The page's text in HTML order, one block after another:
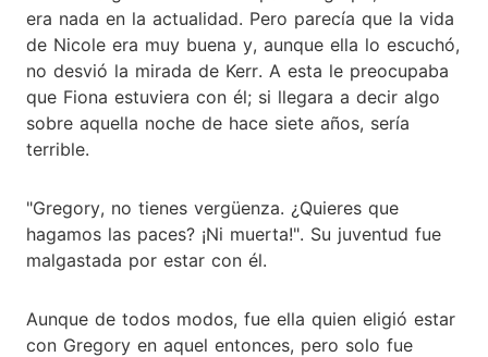
era nada en la actualidad. Pero parecía que la vida
de Nicole era muy buena y, aunque ella lo escuchó,
no desvió la mirada de Kerr. A esta le preocupaba
que Fiona estuviera con él; si llegara a decir algo
sobre aquella noche de hace siete años, sería
terrible.
"Gregory, no tienes vergüenza. ¿Quieres que
hagamos las paces? ¡Ni muerta!". Su juventud fue
malgastada por estar con él.
Aunque de todos modos, fue ella quien eligió estar
con Gregory en aquel entonces, pero solo fue